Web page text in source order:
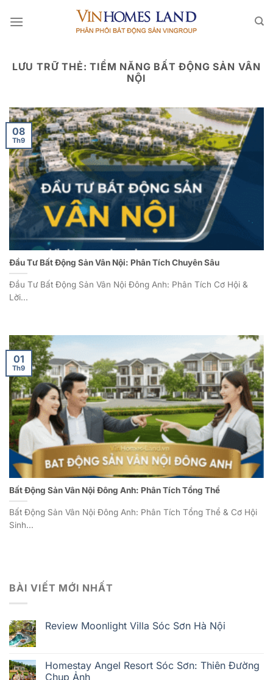
qua
LƯU TRỮ THẺ:TIỀM NĂNG BẤT ĐỘNG SẢN VÂN
NỘI
Đầu Tư Bất Động Sản Vân Nội: Phân Tích Chuyên Sâu
Đầu Tư Bất Động Sản Vân Nội Đông Anh: Phân Tích Cơ Hội &
Lời...
08
Th9
Bất Động Sản Vân Nội Đông Anh: Phân Tích Tổng Thể
Bất Động Sản Vân Nội Đông Anh: Phân Tích Tổng Thể & Cơ Hội
Sinh...
01
Th9
BÀI VIẾT MỚI NHẤT
Review Moonlight Villa Sóc Sơn Hà Nội
Homestay Angel Resort Sóc Sơn: Thiên Đường
Chụp Ảnh